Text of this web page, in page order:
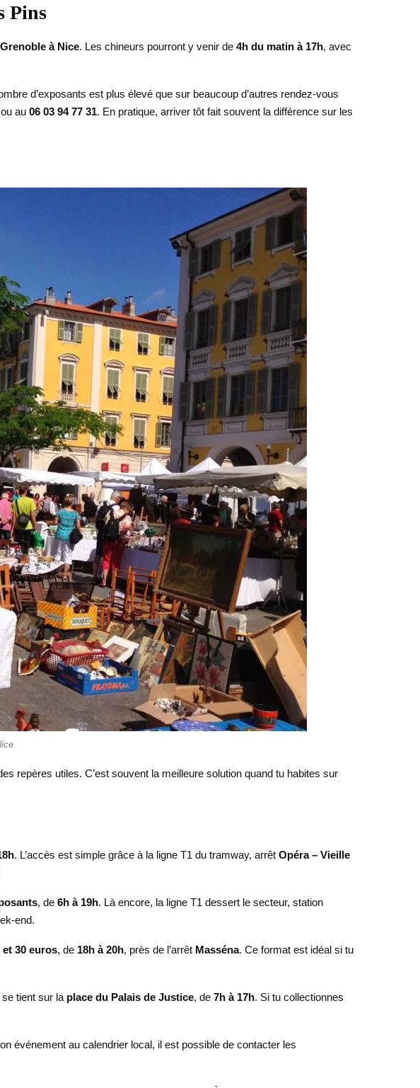
Pins
à Nice. Les chineurs pourront y venir de 4h du matin à 17h, avec
d’exposants est plus élevé que sur beaucoup d’autres rendez-vous
ou au 06 03 94 77 31. En pratique, arriver tôt fait souvent la différence sur les
repères utiles. C’est souvent la meilleure solution quand tu habites sur
. L’accès est simple grâce à la ligne T1 du tramway, arrêt Opéra – Vieille
, de 6h à 19h. Là encore, la ligne T1 dessert le secteur, station
end.
et 30 euros, de 18h à 20h, près de l’arrêt Masséna. Ce format est idéal si tu
se tient sur la place du Palais de Justice, de 7h à 17h. Si tu collectionnes
événement au calendrier local, il est possible de contacter les